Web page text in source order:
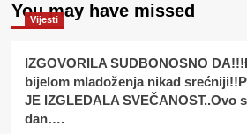
You may have missed
Vijesti
IZGOVORILA SUDBONOSNO
bijelom mladoženja nikad
JE IZGLEDALA SVEČANOST..Ovo
dan….